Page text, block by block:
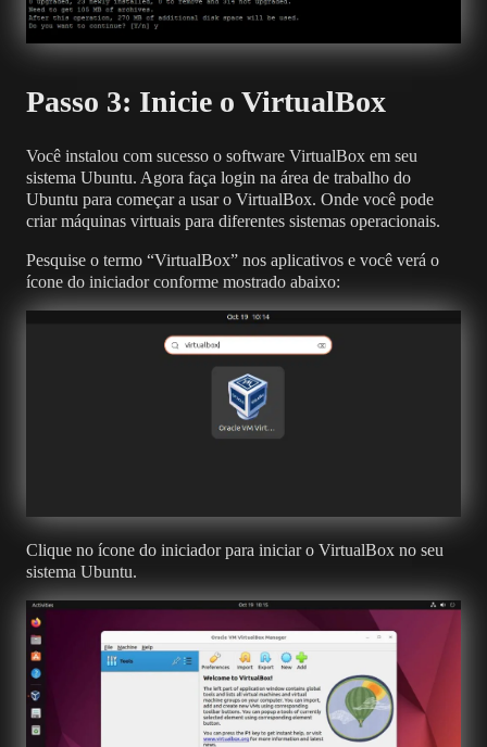
Passo 3: Inicie o VirtualBox
Você instalou com sucesso o software VirtualBox em seu
sistema Ubuntu. Agora faça login na área de trabalho do
Ubuntu para começar a usar o VirtualBox. Onde você pode
criar máquinas virtuais para diferentes sistemas operacionais.
Pesquise o termo “VirtualBox” nos aplicativos e você verá o
ícone do iniciador conforme mostrado abaixo:
Clique no ícone do iniciador para iniciar o VirtualBox no seu
sistema Ubuntu.